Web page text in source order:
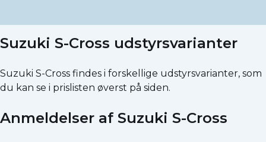
Suzuki S-Cross udstyrsvarianter
Suzuki S-Cross findes i forskellige udstyrsvarianter, som
du kan se i prislisten øverst på siden.
Anmeldelser af Suzuki S-Cross